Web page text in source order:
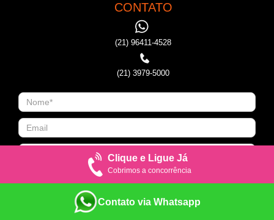
CONTATO
(21) 96411-4528
(21) 3979-5000
Clique e Ligue Já
Cobrimos a concorrência
Contato via Whatsapp